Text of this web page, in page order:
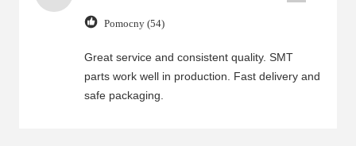
Pomocny (54)
Great service and consistent quality. SMT
parts work well in production. Fast delivery and
safe packaging.